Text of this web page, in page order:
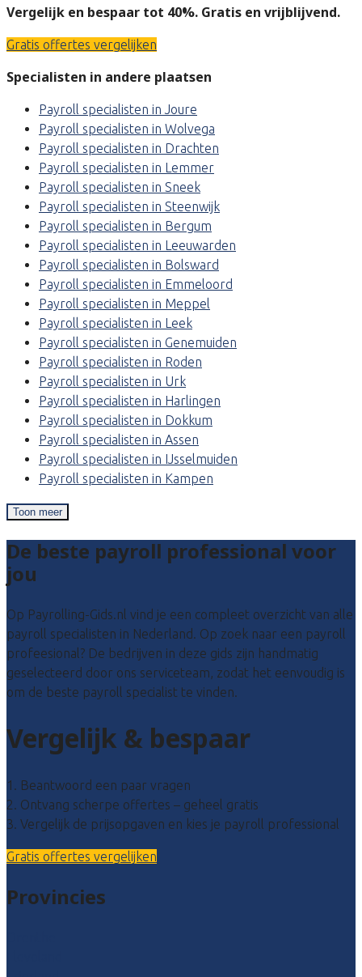
Vergelijk en bespaar tot 40%. Gratis en vrijblijvend.
Gratis offertes vergelijken
Specialisten in andere plaatsen
Payroll specialisten in Joure
Payroll specialisten in Wolvega
Payroll specialisten in Drachten
Payroll specialisten in Lemmer
Payroll specialisten in Sneek
Payroll specialisten in Steenwijk
Payroll specialisten in Bergum
Payroll specialisten in Leeuwarden
Payroll specialisten in Bolsward
Payroll specialisten in Emmeloord
Payroll specialisten in Meppel
Payroll specialisten in Leek
Payroll specialisten in Genemuiden
Payroll specialisten in Roden
Payroll specialisten in Urk
Payroll specialisten in Harlingen
Payroll specialisten in Dokkum
Payroll specialisten in Assen
Payroll specialisten in IJsselmuiden
Payroll specialisten in Kampen
Toon meer
De beste payroll professional voor
jou
Op Payrolling-Gids.nl vind je een compleet overzicht van alle
payroll specialisten in Nederland. Op zoek naar een payroll
profeesional? De bedrijven in deze gids zijn handmatig
geselecteerd door ons serviceteam, zodat het eenvoudig is
om de beste payroll specialist te vinden.
Vergelijk & bespaar
1. Beantwoord een paar vragen
2. Ontvang scherpe offertes – geheel gratis
3. Vergelijk de prijsopgaven en kies je payroll professional
Gratis offertes vergelijken
Provincies